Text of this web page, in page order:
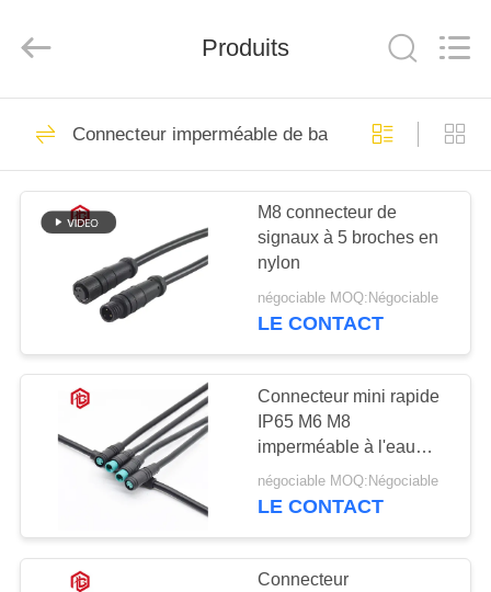
MAISON
PRODUITS
SUJET
NOUS
VISITE
D'USINE
CONTRÔLE
DE
Ltd..
Connecteur
circulaire
imperméable
477
Connecteur
imperméable de
basse tension
60
Produits
Connecteur imperméable de basse tension
M8 connecteur de
signaux à 5 broches en
nylon
négociable MOQ:Négociable
LE CONTACT
Connecteur mini rapide
IP65 M6 M8
imperméable à l'eau
avec matériau en nylon
PVC et courant nominal
négociable MOQ:Négociable
LE CONTACT
Connecteur